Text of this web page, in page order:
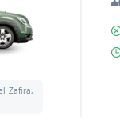
Zafira,